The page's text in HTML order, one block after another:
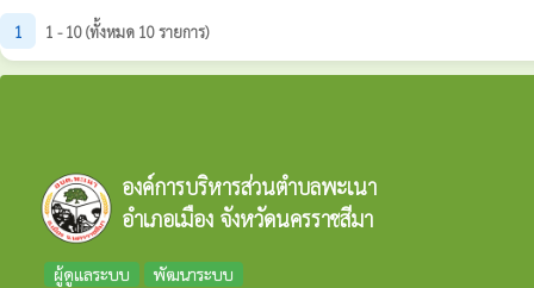
1 1 - 10 (ทั้งหมด 10 รายการ)
องค์การบริหารส่วนตำบลพะเนา
อำเภอเมือง จังหวัดนครราชสีมา
ผู้ดูแลระบบ พัฒนาระบบ